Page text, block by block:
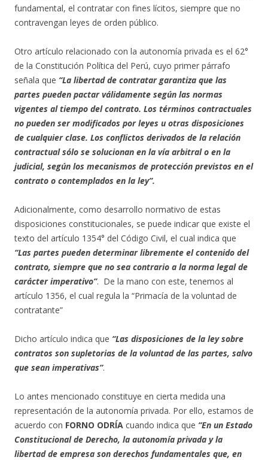
fundamental, el contratar con fines lícitos, siempre que no
contravengan leyes de orden público.
Otro artículo relacionado con la autonomía privada es el 62°
de la Constitución Política del Perú, cuyo primer párrafo
señala que “La libertad de contratar garantiza que las
partes pueden pactar válidamente según las normas
vigentes al tiempo del contrato. Los términos contractuales
no pueden ser modificados por leyes u otras disposiciones
de cualquier clase. Los conflictos derivados de la relación
contractual sólo se solucionan en la vía arbitral o en la
judicial, según los mecanismos de protección previstos en el
contrato o contemplados en la ley”.
Adicionalmente, como desarrollo normativo de estas
disposiciones constitucionales, se puede indicar que existe el
texto del artículo 1354° del Código Civil, el cual indica que
“Las partes pueden determinar libremente el contenido del
contrato, siempre que no sea contrario a la norma legal de
carácter imperativo”. De la mano con este, tenemos al
artículo 1356, el cual regula la “Primacía de la voluntad de
contratante”
Dicho artículo indica que “Las disposiciones de la ley sobre
contratos son supletorias de la voluntad de las partes, salvo
que sean imperativas”.
Lo antes mencionado constituye en cierta medida una
representación de la autonomía privada. Por ello, estamos de
acuerdo con FORNO ODRÍA cuando indica que “En un Estado
Constitucional de Derecho, la autonomía privada y la
libertad de empresa son derechos fundamentales que, en